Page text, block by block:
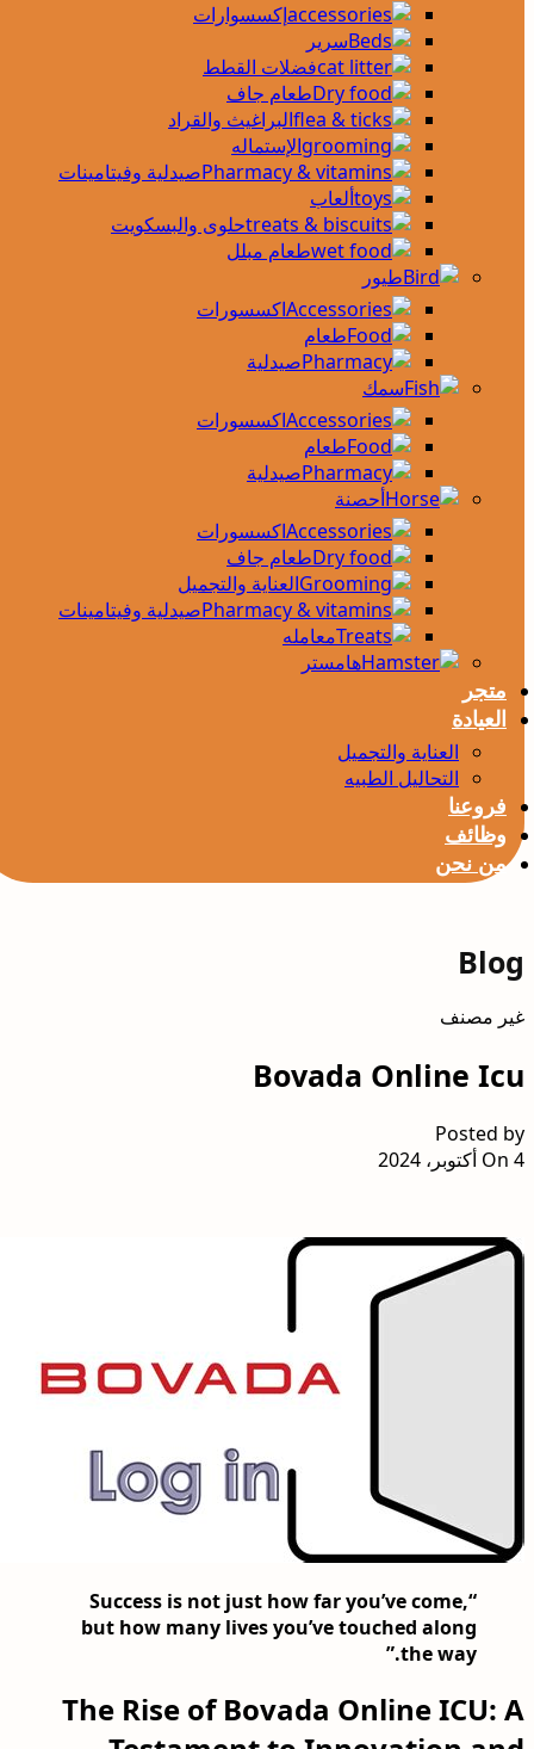
إكسسوارات
سرير
فضلات القطط
طعام جاف
البراغيث والقراد
الإستماله
صيدلية وفيتامينات
ألعاب
حلوى والبسكويت
طعام مبلل
طيور
اكسسورات
طعام
صيدلية
سمك
اكسسورات
طعام
صيدلية
أحصنة
اكسسورات
طعام جاف
العناية والتجميل
صيدلية وفيتامينات
معامله
هامستر
متجر
العيادة
العناية والتجميل
التحاليل الطبيه
فروعنا
وظائف
من نحن
Blog
غير مصنف
Bovada Online Icu
Posted by
On 4 أكتوبر، 2024
“Success is not just how far you’ve come,
but how many lives you’ve touched along
the way.”
The Rise of Bovada Online ICU: A